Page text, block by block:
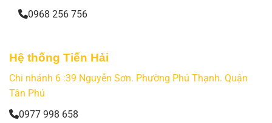
0968 256 756
Hệ thống Tiến Hải
Chi nhánh 6 :39 Nguyễn Sơn. Phường Phú Thạnh. Quận
Tân Phú
0977 998 658